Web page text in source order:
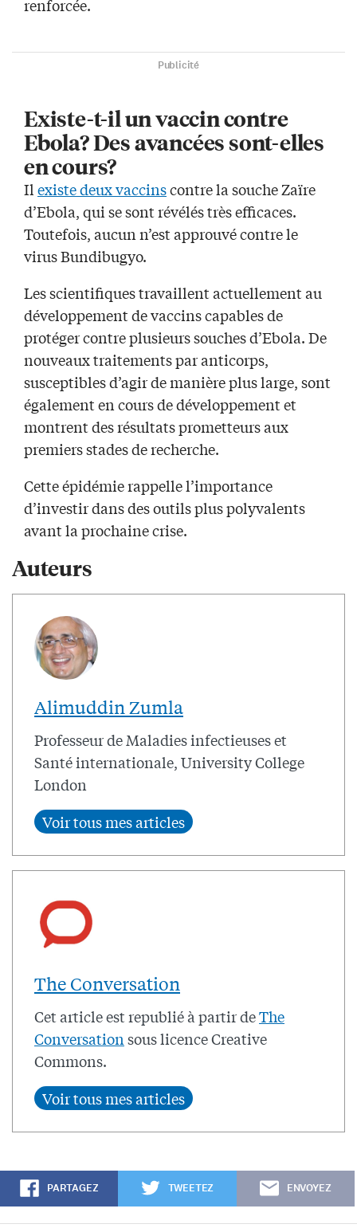
renforcée.
Publicité
Existe-t-il un vaccin contre
Ebola? Des avancées sont-elles
en cours?
Il existe deux vaccinscontre la souche Zaïre
d’Ebola, qui se sont révélés très efficaces.
Toutefois, aucun n’est approuvé contre le
virus Bundibugyo.
Les scientifiques travaillent actuellement au
développement de vaccins capables de
protéger contre plusieurs souches d’Ebola. De
nouveaux traitements par anticorps,
susceptibles d’agir de manière plus large, sont
également en cours de développement et
montrent des résultats prometteurs aux
premiers stades de recherche.
Cette épidémie rappelle l’importance
d’investir dans des outils plus polyvalents
avant la prochaine crise.
Auteurs
Alimuddin Zumla
Professeur de Maladies infectieuses et
Santé internationale, University College
London
The Conversation
Cet article est republié à partir deThe
Conversationsous licence Creative
Commons.
PARTAGEZ TWEETEZ ENVOYEZ